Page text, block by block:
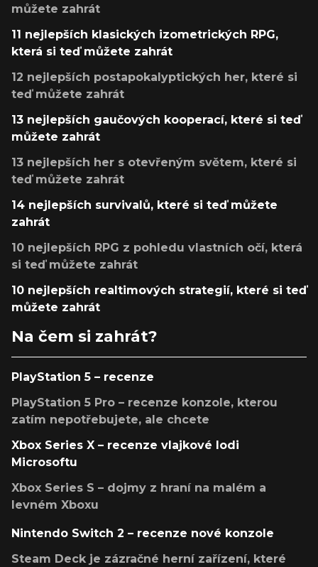
můžete zahrát
11 nejlepších klasických izometrických RPG,
která si teď můžete zahrát
12 nejlepších postapokalyptických her, které si
teď můžete zahrát
13 nejlepších gaučových kooperací, které si teď
můžete zahrát
13 nejlepších her s otevřeným světem, které si
teď můžete zahrát
14 nejlepších survivalů, které si teď můžete
zahrát
10 nejlepších RPG z pohledu vlastních očí, která
si teď můžete zahrát
10 nejlepších realtimových strategií, které si teď
můžete zahrát
Na čem si zahrát?
PlayStation 5 – recenze
PlayStation 5 Pro – recenze konzole, kterou
zatím nepotřebujete, ale chcete
Xbox Series X – recenze vlajkové lodi
Microsoftu
Xbox Series S – dojmy z hraní na malém a
levném Xboxu
Nintendo Switch 2 – recenze nové konzole
Steam Deck je zázračné herní zařízení, které